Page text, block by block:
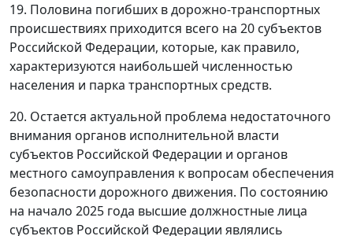
19. Половина погибших в дорожно-транспортных
происшествиях приходится всего на 20 субъектов
Российской Федерации, которые, как правило,
характеризуются наибольшей численностью
населения и парка транспортных средств.
20. Остается актуальной проблема недостаточного
внимания органов исполнительной власти
субъектов Российской Федерации и органов
местного самоуправления к вопросам обеспечения
безопасности дорожного движения. По состоянию
на начало 2025 года высшие должностные лица
субъектов Российской Федерации являлись